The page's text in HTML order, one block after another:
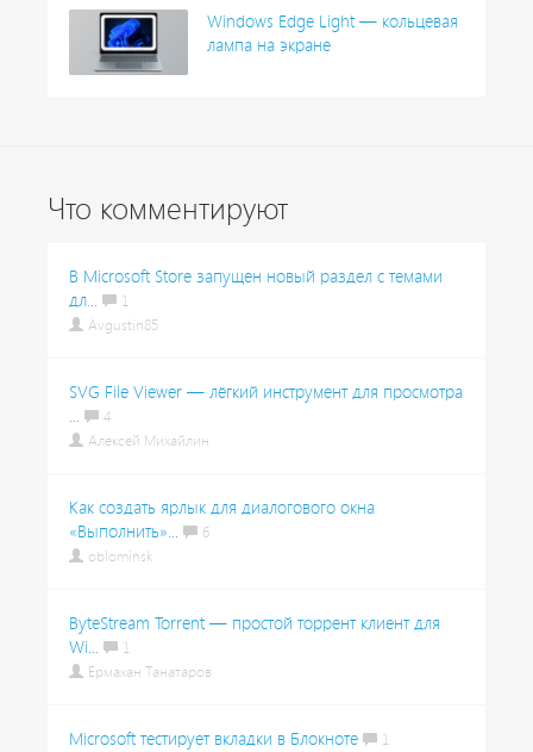
Windows Edge Light — кольцевая
лампа на экране
Что комментируют
В Microsoft Store запущен новый раздел с темами
дл...
1
Avgustin85
SVG File Viewer — лёгкий инструмент для просмотра
...
4
Алексей Михайлин
Как создать ярлык для диалогового окна
«Выполнить»...
6
oblominsk
ByteStream Torrent — простой торрент клиент для
Wi...
1
Ермахан Танатаров
Microsoft тестирует вкладки в Блокноте
1